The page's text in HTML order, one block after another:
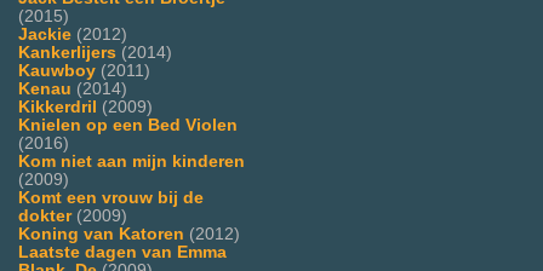
(2015)
Jackie (2012)
Kankerlijers (2014)
Kauwboy (2011)
Kenau (2014)
Kikkerdril (2009)
Knielen op een Bed Violen
(2016)
Kom niet aan mijn kinderen
(2009)
Komt een vrouw bij de
dokter(2009)
Koning van Katoren (2012)
Laatste dagen van Emma